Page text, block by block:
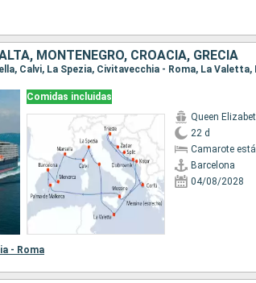
MONTENEGRO, CROACIA, GRECIA
Comidas incluidas
Queen
22 d
Camarote
Barcelona
04/08/2028
- Roma